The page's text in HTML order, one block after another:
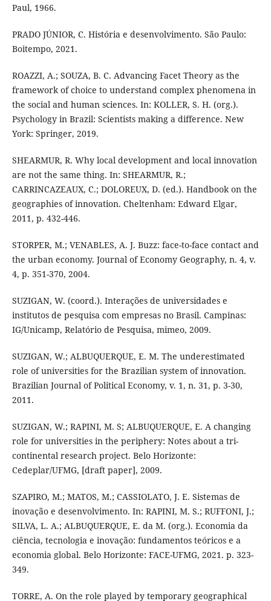
Paul, 1966.
PRADO JÚNIOR, C. História e desenvolvimento. São Paulo:
Boitempo, 2021.
ROAZZI, A.; SOUZA, B. C. Advancing Facet Theory as the
framework of choice to understand complex phenomena in
the social and human sciences. In: KOLLER, S. H. (org.).
Psychology in Brazil: Scientists making a difference. New
York: Springer, 2019.
SHEARMUR, R. Why local development and local innovation
are not the same thing. In: SHEARMUR, R.;
CARRINCAZEAUX, C.; DOLOREUX, D. (ed.). Handbook on the
geographies of innovation. Cheltenham: Edward Elgar,
2011, p. 432-446.
STORPER, M.; VENABLES, A. J. Buzz: face-to-face contact and
the urban economy. Journal of Economy Geography, n. 4, v.
4, p. 351-370, 2004.
SUZIGAN, W. (coord.). Interações de universidades e
institutos de pesquisa com empresas no Brasil. Campinas:
IG/Unicamp, Relatório de Pesquisa, mimeo, 2009.
SUZIGAN, W.; ALBUQUERQUE, E. M. The underestimated
role of universities for the Brazilian system of innovation.
Brazilian Journal of Political Economy, v. 1, n. 31, p. 3-30,
2011.
SUZIGAN, W.; RAPINI, M. S; ALBUQUERQUE, E. A changing
role for universities in the periphery: Notes about a tri-
continental research project. Belo Horizonte:
Cedeplar/UFMG, [draft paper], 2009.
SZAPIRO, M.; MATOS, M.; CASSIOLATO, J. E. Sistemas de
inovação e desenvolvimento. In: RAPINI, M. S.; RUFFONI, J.;
SILVA, L. A.; ALBUQUERQUE, E. da M. (org.). Economia da
ciência, tecnologia e inovação: fundamentos teóricos e a
economia global. Belo Horizonte: FACE-UFMG, 2021. p. 323-
349.
TORRE, A. On the role played by temporary geographical